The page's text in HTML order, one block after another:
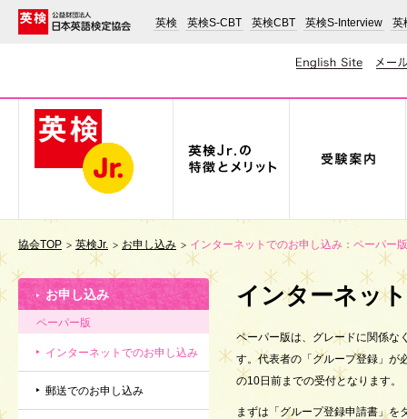
英検 英検S-CBT 英検CBT 英検S-Interview 英
協会TOP 英検Jr. お申し込み インターネットでのお申し込み：ペーパー版
インターネッ
ペーパー版は、グレードに関係な
す。代表者の「グループ登録」が
の10日前までの受付となります。
まずは「グループ登録申請書」を
お申し込み
ペーパー版
インターネットでのお申し込み
郵送でのお申し込み